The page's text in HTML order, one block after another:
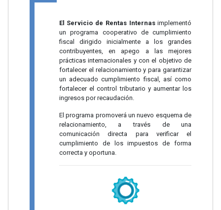
El Servicio de Rentas Internasimplementó
un programa cooperativo de cumplimiento
fiscal dirigido inicialmente a los grandes
contribuyentes, en apego a las mejores
prácticas internacionales y con el objetivo de
fortalecer el relacionamiento y para garantizar
un adecuado cumplimiento fiscal, así como
fortalecer el control tributario y aumentar los
ingresos por recaudación.
El programa promoverá un nuevo esquema de
relacionamiento, a través de una
comunicación directa para verificar el
cumplimiento de los impuestos de forma
correcta y oportuna.